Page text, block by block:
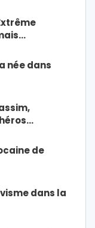
née dans
de
dans la